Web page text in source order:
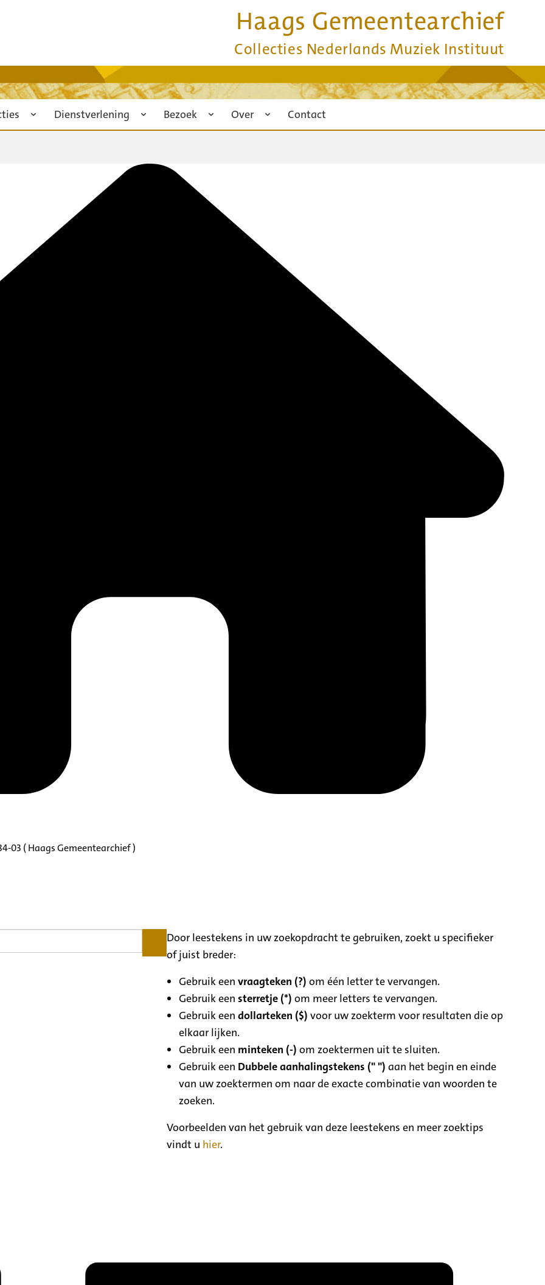
Haags Gemeentearchief
Collecties Nederlands Muziek Instituut
Dienstverlening Bezoek Over Contact
03 ( Haags Gemeentearchief )
Door leestekens in uw zoekopdracht te gebruiken, zoekt u specifieker
of juist breder:
Gebruik eenvraagteken (?) om één letter te vervangen.
Gebruik eensterretje (*) om meer letters te vervangen.
Gebruik eendollarteken ($) voor uw zoekterm voor resultaten die op
elkaar lijken.
Gebruik een minteken (-) om zoektermen uit te sluiten.
Gebruik een Dubbele aanhalingstekens (" ") aan het begin en einde
van uw zoektermen om naar de exacte combinatie van woorden te
zoeken.
Voorbeelden van het gebruik van deze leestekens en meer zoektips
vindt u hier.